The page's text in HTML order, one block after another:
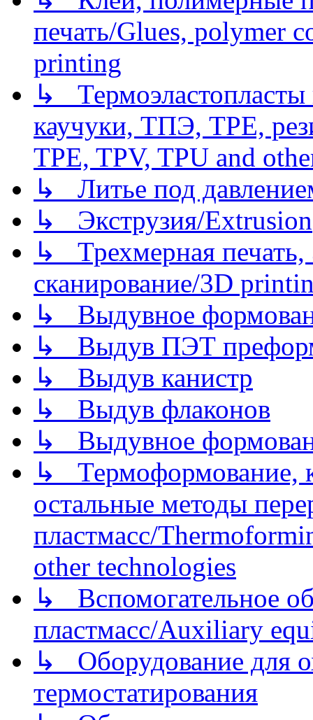
печать/Glues, polymer
printing
↳
каучуки, ТПЭ, TPE,
TPE, TPV, TPU and
↳ Литье под
↳ Экструзия/Extrusion
↳ Трехмерная
сканирование/3D
↳ Выдувное
↳ Выдув ПЭТ
↳ Выдув канистр
↳ Выдув флаконов
↳ Выдувное
↳ Термоформование,
остальные методы
пластмасс/
other technologies
↳ Вспомогательное
пластмасс/Auxiliary
↳ Оборудование для
термостатирования